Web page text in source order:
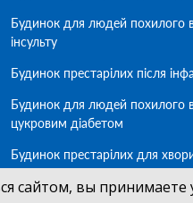
Будинок для людей похилого
інсульту
Будинок престарілих після
Будинок для людей похилого
цукровим діабетом
Будинок престарілих для
деменцію
сайтом, вы принимаете